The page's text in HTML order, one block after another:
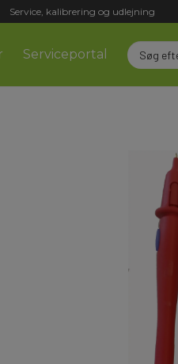
Service, kalibrering og udlejning
Serviceportal